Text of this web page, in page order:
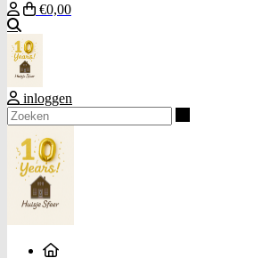
€0,00
inloggen